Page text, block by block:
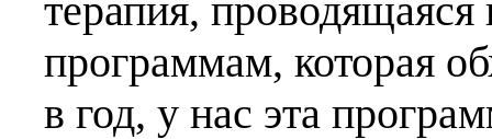
терапия,
программам, которая
в год, у нас эта